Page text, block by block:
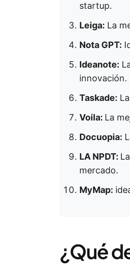
startup.
Leiga: La
Nota GPT:
Ideanote:
innovación.
Taskade:
Voila: La
Docuopia:
LA NPDT:
mercado.
MyMap:
¿Qué